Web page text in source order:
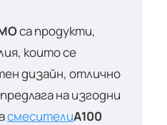
са продукти,
които се
дизайн, отлично
на изгодни
смесителиA100